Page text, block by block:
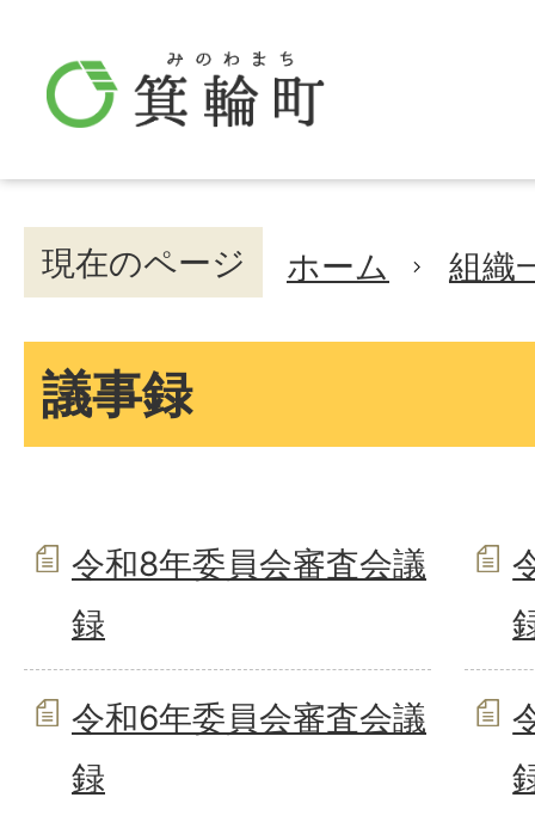
現在のページ ホーム 組織
議事録
令和8年委員会審査会議
録
令和6年委員会審査会議
録